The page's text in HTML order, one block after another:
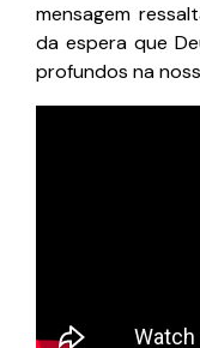
mensagem
da espera que
profundos na